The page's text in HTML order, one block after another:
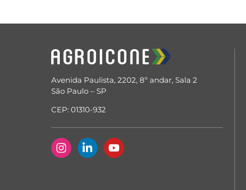
Avenida Paulista, 2202, 8º andar, Sala 2
São Paulo – SP
CEP: 01310-932